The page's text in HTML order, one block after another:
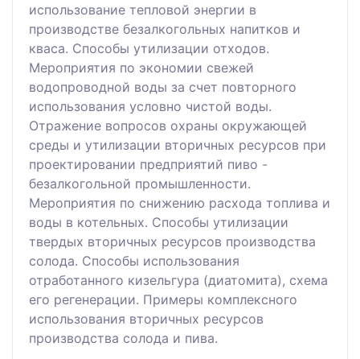
использование тепловой энергии в
производстве безалкогольных напитков и
кваса. Способы утилизации отходов.
Мероприятия по экономии свежей
водопроводной воды за счет повторного
использования условно чистой воды.
Отражение вопросов охраны окружающей
среды и утилизации вторичных ресурсов при
проектировании предприятий пиво -
безалкогольной промышленности.
Мероприятия по снижению расхода топлива и
воды в котельных. Способы утилизации
твердых вторичных ресурсов производства
солода. Способы использования
отработанного кизельгура (диатомита), схема
его регенерации. Примеры комплексного
использования вторичных ресурсов
производства солода и пива.